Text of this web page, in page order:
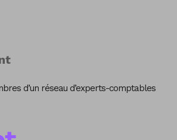
d’un réseau d’experts-comptables